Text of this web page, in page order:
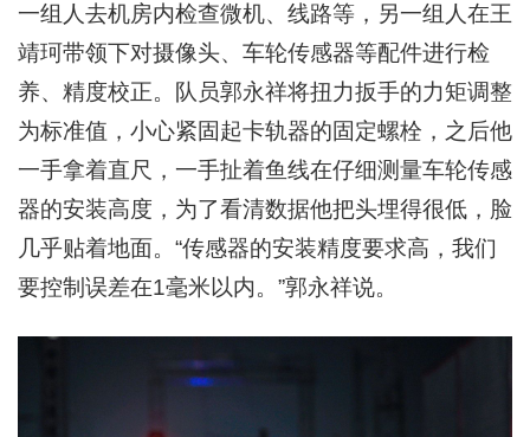
一组人去机房内检查微机、线路等，另一组人在王
靖珂带领下对摄像头、车轮传感器等配件进行检
养、精度校正。队员郭永祥将扭力扳手的力矩调整
为标准值，小心紧固起卡轨器的固定螺栓，之后他
一手拿着直尺，一手扯着鱼线在仔细测量车轮传感
器的安装高度，为了看清数据他把头埋得很低，脸
几乎贴着地面。“传感器的安装精度要求高，我们
要控制误差在1毫米以内。”郭永祥说。